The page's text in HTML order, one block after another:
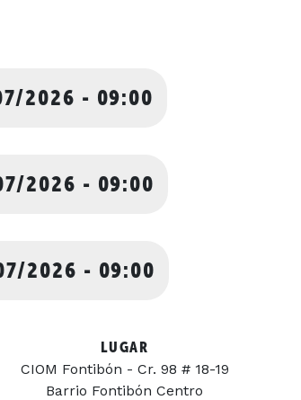
2026 - 09:00
2026 - 09:00
2026 - 09:00
LUGAR
CIOM Fontibón - Cr. 98 # 18-19
Barrio Fontibón Centro